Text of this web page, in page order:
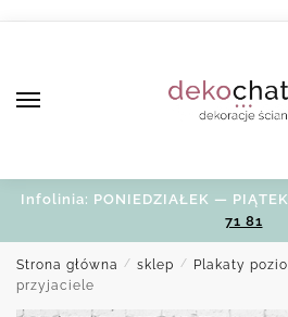
Infolinia: PONIEDZIAŁEK —
71 81
Strona główna / sklep / Plakaty
przyjaciele